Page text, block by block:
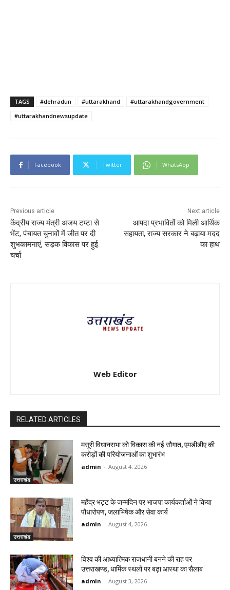
TAGS #dehradun #uttarakhand
#uttarakhandgovernment
#uttarakhandnewsupdate
Facebook Twitter WhatsApp
Previous article
केंद्रीय राज्य मंत्री अजय टम्टा से
भेंट, पंचायत चुनावों में जीत पर दी
शुभकामनाएं, सड़क विकास पर हुई
चर्चा
Next article
आपदा प्रभावितों को मिली आर्थिक
सहायता, राज्य सरकार ने बढ़ाया मदद
का हाथ
Web Editor
RELATED ARTICLES
उत्तराखंड
मसूरी विधानसभा को विकास की नई सौगात, एमडीडीए की
करोड़ों की परियोजनाओं का शुभारंभ
admin - August 4, 2026
उत्तराखंड
महेंद्र भट्ट के जन्मदिन पर भाजपा कार्यकर्ताओं ने किया
पौधारोपण, जलाभिषेक और सेवा कार्य
admin - August 4, 2026
विश्व की आध्यात्मिक राजधानी बनने की राह पर
उत्तराखण्ड, धार्मिक स्थलों पर बढ़ा आस्था का सैलाब
admin - August 3, 2026